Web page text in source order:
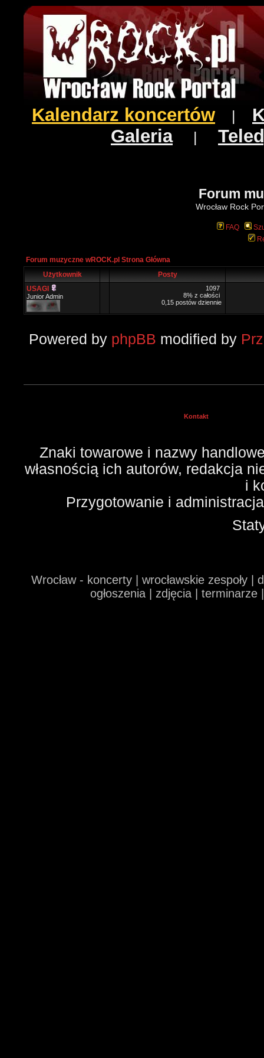
Kalendarz koncertów
Galeria|
Forum
Wrocław Rock
FAQ
Forum muzyczne wROCK.pl Strona Główna
Użytkownik
Posty
USAGI
Junior Admin
1097
8% z całości
0,15 postów dziennie
Powered by phpBB modified by
Kontakt
Znaki towarowe i nazwy
własnością ich autorów, redakcja
i
Przygotowanie i
Wrocław - koncerty | wrocławskie zespoły
ogłoszenia | zdjęcia |